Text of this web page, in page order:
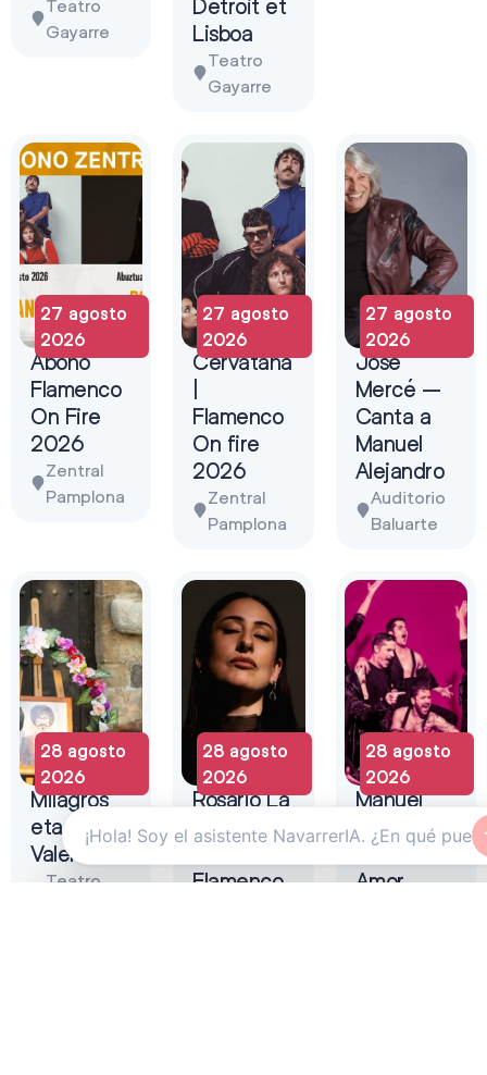
Teatro
Gayarre
Detroit et
Lisboa
Teatro
Gayarre
27 agosto
2026
Abono
Flamenco
On Fire
2026
Zentral
Pamplona
27 agosto
2026
Cervatana
Flamenco
On fire
2026
Zentral
Pamplona
27 agosto
2026
José
Mercé –
Canta a
Manuel
Alejandro
Auditorio
Baluarte
28 agosto
2026
Milagros
eta
Valentina
Teatro
28 agosto
2026
Rosario La
Tremendita
Flamenco
28 agosto
2026
Manuel
Liñán –
Muerta de
Amor